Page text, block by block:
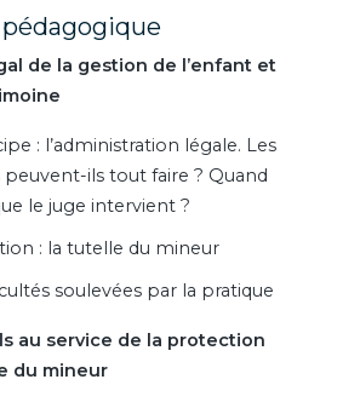
de la gestion de l’enfant et
: l’administration légale. Les
ils tout faire ? Quand
le juge intervient ?
: la tutelle du mineur
soulevées par la pratique
au service de la protection
du mineur